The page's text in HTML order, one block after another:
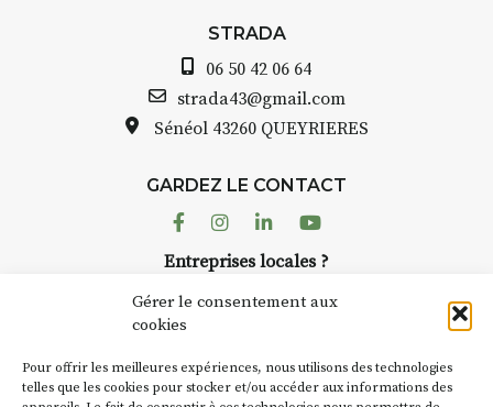
Gérer le consentement aux
cookies
Pour offrir les meilleures expériences, nous utilisons des technologies
telles que les cookies pour stocker et/ou accéder aux informations des
STRADA
06 50 42 06 64
strada43@gmail.com
Sénéol 43260 QUEYRIERES
GARDEZ LE CONTACT
FacebookInstagram
LinkedinYoutube
Entreprises locales ?
Suivez toute l'actu de Strada